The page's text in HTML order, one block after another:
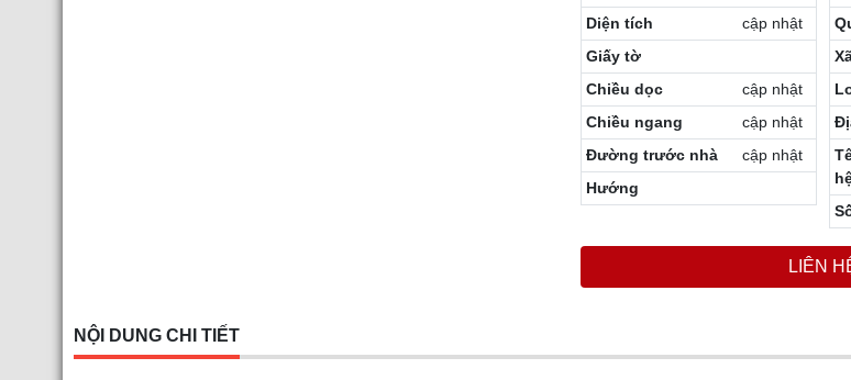
Diện tích
cập nhật
Giấy tờ
Chiều dọc
cập nhật
Chiều ngang
cập nhật
Đường trước nhà
cập nhật
Hướng
LIÊN
NỘI DUNG CHI TIẾT